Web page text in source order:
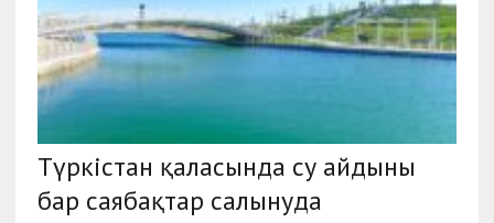
Түркістан қаласында су айдыны
бар саябақтар салынуда